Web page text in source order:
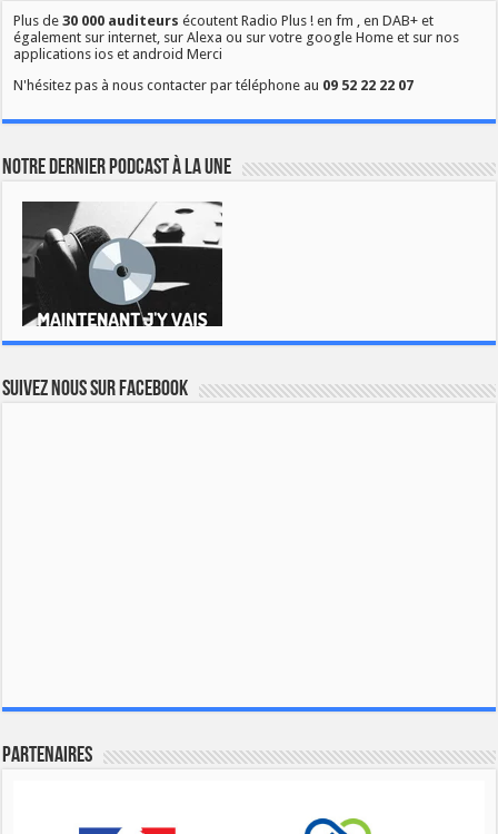
Plus de30 000 auditeurs écoutent Radio Plus ! en fm , en DAB+ et
également sur internet, sur Alexa ou sur votre google Home et sur nos
applications ios et android Merci
N'hésitez pas à nous contacter par téléphone au 09 52 22 22 07
Notre dernier podcast à la une
Suivez nous sur Facebook
Partenaires